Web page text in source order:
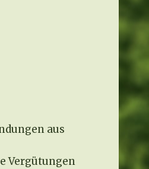
aus
Vergütungen